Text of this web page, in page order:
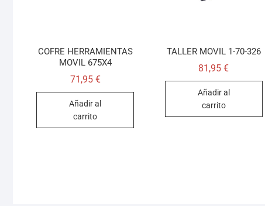
COFRE HERRAMIENTAS
MOVIL 675X4
71,95 €
Añadir al
carrito
TALLER MOVIL 1-70-326
81,95€
Añadir al
carrito